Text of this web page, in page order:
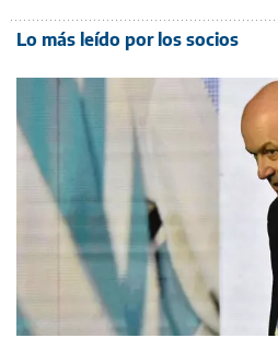
Lo más leído por los socios